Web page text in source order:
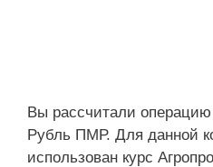
Вы рассчитали операцию
Рубль ПМР. Для данной
использован курс